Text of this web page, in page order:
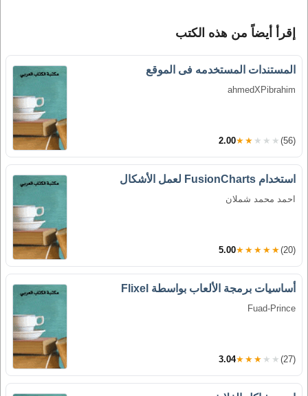
إقرأ أيضاً من هذه الكتب
المستندات المستخدمه فى الموقع
ahmedXPibrahim
2.00★★★★★ (56)
استخدام FusionCharts لعمل الأشكال
احمد محمد شملان
5.00★★★★★(20)
أساسيات برمجة الألعاب بواسطة Flixel
Fuad-Prince
3.04★★★★★ (27)